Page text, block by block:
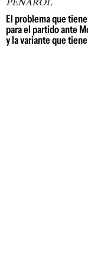
PEÑAROL
El problema que
para el partido ante
y la variante que